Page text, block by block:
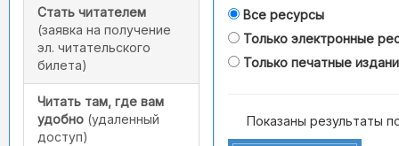
Стать читателем
(заявка на получение
эл. читательского
билета)
Читать там, где вам
удобно (удаленный
доступ)
Все ресурсы
Только электронные
Только печатные
Показаны результаты